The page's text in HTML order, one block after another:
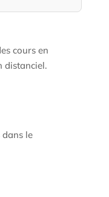
cours en
distanciel.
le